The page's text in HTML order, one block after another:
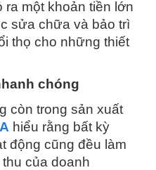
một khoản tiền lớn
sửa chữa và bảo trì
thọ cho những thiết
chóng
còn trong sản xuất
hiểu rằng bất kỳ
động cũng đều làm
của doanh